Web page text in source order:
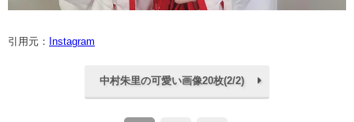
引用元： Instagram
中村朱里の可愛い画像20枚(2/2)